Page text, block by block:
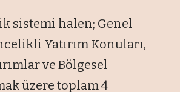
sistemi halen; Genel
Yatırım Konuları,
ve Bölgesel
üzere toplam 4